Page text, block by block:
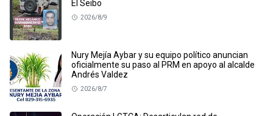
El Seibo
2026/8/9
Nury Mejía Aybar y su equipo político anuncian
oficialmente su paso al PRM en apoyo al alcalde
Andrés Valdez
2026/8/7